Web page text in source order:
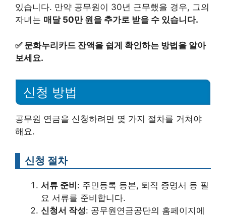
있습니다. 만약 공무원이 30년 근무했을 경우, 그의
자녀는 매달 50만 원을 추가로 받을 수 있습니다.
✅ 문화누리카드 잔액을 쉽게 확인하는 방법을 알아
보세요.
신청 방법
공무원 연금을 신청하려면 몇 가지 절차를 거쳐야
해요.
신청 절차
서류 준비: 주민등록 등본, 퇴직 증명서 등 필
요 서류를 준비합니다.
신청서 작성: 공무원연금공단의 홈페이지에